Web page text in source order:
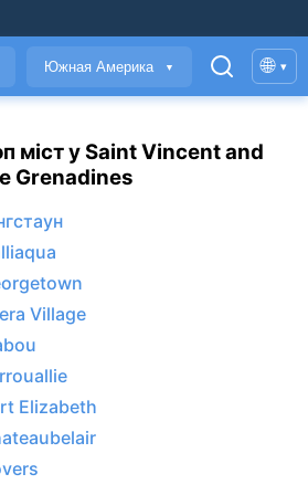
Южная Америка ▼ 🌐 ▾
міст у Saint Vincent and
Grenadines
Village
Elizabeth